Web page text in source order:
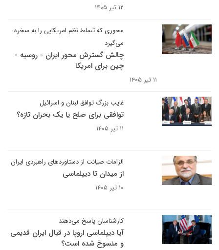
۱۲ تیر ۱۴۰۵
محوری که تسلط نظم امریکایی را به سخره
می‌گیرد
چالش گسترش محور ایران - روسیه -
چین برای امریکا
۱۱ تیر ۱۴۰۵
غایب بزرگ توافق لبنان و اسرائیل
توافقی برای صلح یا یک بحران تازه؟
۱۱ تیر ۱۴۰۵
الزامات صیانت از دستاوردهای راهبردی ایران
از میدان تا دیپلماسی
۱۰ تیر ۱۴۰۵
کارشناسان پاسخ می‌دهند
آیا دیپلماسی اروپا در قبال ایران قدیمی
و منسوخ شده است؟